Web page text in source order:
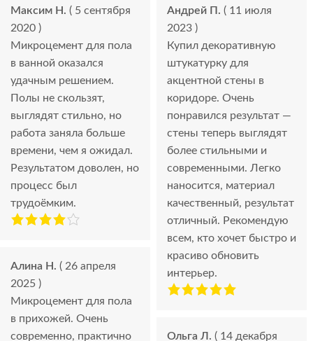
Максим Н. ( 5 сентября
2020 )
Микроцемент для пола
в ванной оказался
удачным решением.
Полы не скользят,
выглядят стильно, но
работа заняла больше
времени, чем я ожидал.
Результатом доволен, но
процесс был
трудоёмким.
Алина Н. ( 26 апреля
2025 )
Микроцемент для пола
в прихожей. Очень
современно, практично
Андрей П. ( 11 июля
2023 )
Купил декоративную
штукатурку для
акцентной стены в
коридоре. Очень
понравился результат —
стены теперь выглядят
более стильными и
современными. Легко
наносится, материал
качественный, результат
отличный. Рекомендую
всем, кто хочет быстро и
красиво обновить
интерьер.
Ольга Л. ( 14 декабря